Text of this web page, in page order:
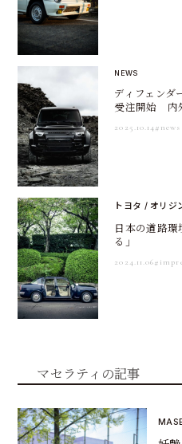
NEWS
ディフェン
受注開始 内
2025.10.14 #news
トヨタ / オリ
日本の道路
る」
2024.11.06
マセラティの記事